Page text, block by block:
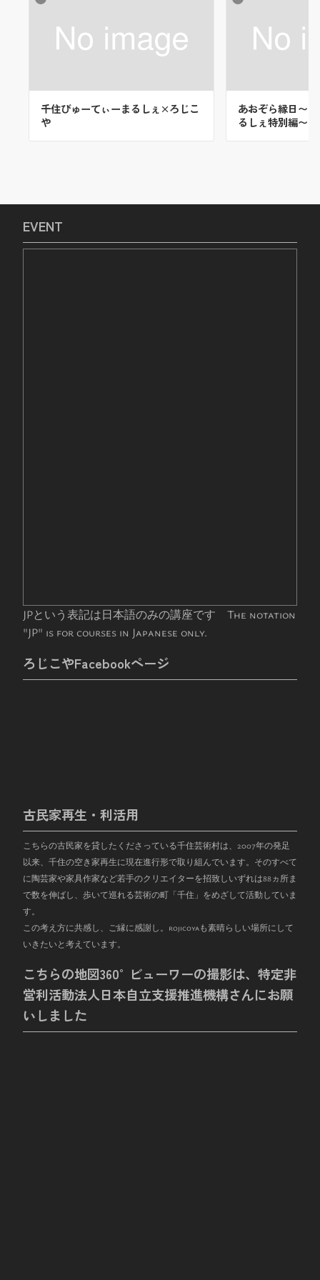
千住びゅーてぃーまるしぇ×ろじこ
や
あおぞら縁日〜
るしぇ特別編〜
EVENT
JPという表記は日本語のみの講座です The notation
"JP" is for courses in Japanese only.
ろじこやFacebookページ
古民家再生・利活用
こちらの古民家を貸したくださっている千住芸術村は、 2007年の発足
以来、千住の空き家再生に現在進行形で取り組んでいます。そのすべて
に陶芸家や家具作家など若手のクリエイターを招致しいずれは88ヵ所ま
で数を伸ばし、歩いて巡れる芸術の町「千住」をめざして活動していま
す。
この考え方に共感し、ご縁に感謝し。rojicoyaも素晴らしい場所にして
いきたいと考えています。
こちらの地図360°ビューワーの撮影は、特定非
営利活動法人日本自立支援推進機構さんにお願
いしました